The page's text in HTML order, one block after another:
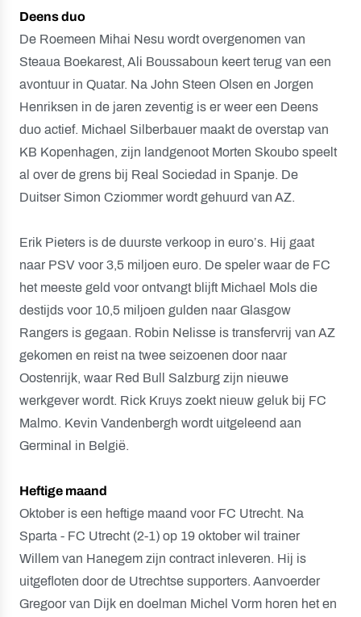
Deens duo
De Roemeen Mihai Nesu wordt overgenomen van
Steaua Boekarest, Ali Boussaboun keert terug van een
avontuur in Quatar. Na John Steen Olsen en Jorgen
Henriksen in de jaren zeventig is er weer een Deens
duo actief. Michael Silberbauer maakt de overstap van
KB Kopenhagen, zijn landgenoot Morten Skoubo speelt
al over de grens bij Real Sociedad in Spanje. De
Duitser Simon Cziommer wordt gehuurd van AZ.
Erik Pieters is de duurste verkoop in euro’s. Hij gaat
naar PSV voor 3,5 miljoen euro. De speler waar de FC
het meeste geld voor ontvangt blijft Michael Mols die
destijds voor 10,5 miljoen gulden naar Glasgow
Rangers is gegaan. Robin Nelisse is transfervrij van AZ
gekomen en reist na twee seizoenen door naar
Oostenrijk, waar Red Bull Salzburg zijn nieuwe
werkgever wordt. Rick Kruys zoekt nieuw geluk bij FC
Malmo. Kevin Vandenbergh wordt uitgeleend aan
Germinal in België.
Heftige maand
Oktober is een heftige maand voor FC Utrecht. Na
Sparta - FC Utrecht (2-1) op 19 oktober wil trainer
Willem van Hanegem zijn contract inleveren. Hij is
uitgefloten door de Utrechtse supporters. Aanvoerder
Gregoor van Dijk en doelman Michel Vorm horen het en